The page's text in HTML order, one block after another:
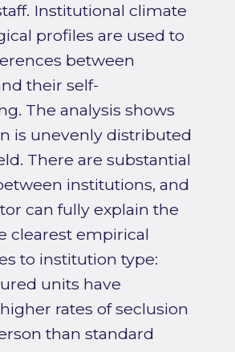
Institutional climate
profiles are used to
between
their self-
The analysis shows
is unevenly distributed
There are substantial
institutions, and
can fully explain the
clearest empirical
to institution type:
units have
rates of seclusion
than standard